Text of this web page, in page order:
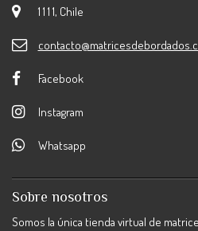
1 1 1 1, Chile
Facebook
Instagram
Whatsapp
Sobre nosotros
Somos la única tienda virtual de